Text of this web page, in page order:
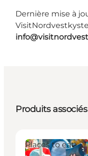
Dernière mise à
Produits associés
Places to eat